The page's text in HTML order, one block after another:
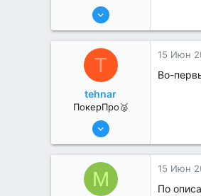
13 Июн 2022
0
T
tehnar
ПокерПро🥈
6 Июн 2022
1
15 Июн
Во-
M 15 Июн
По